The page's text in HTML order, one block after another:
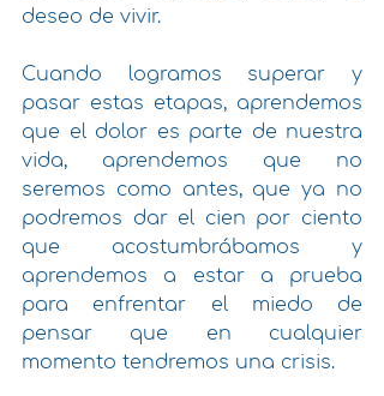
deseo de vivir.
Cuando logramos superar y
pasar estas etapas, aprendemos
que el dolor es parte de nuestra
vida, aprendemos que no
seremos como antes, que ya no
podremos dar el cien por ciento
que acostumbrábamos y
aprendemos a estar a prueba
para enfrentar el miedo de
pensar que en cualquier
momento tendremos una crisis.